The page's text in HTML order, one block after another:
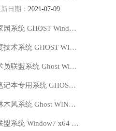
新日期： 2021-07-09
新萝卜家园系统 GHOST Windows10 X64 SP1 稳定装机版 V2021.07
新版深度技术系统 GHOST WIN10 X64 SP1 通用旗舰版 V2021.07
新版技术员联盟系统 Ghost Win10 X64 稳定装机版 V2021.07
新苹果笔记本专用系统 GHOST Window7 86 官方稳定版 V2021.07
新版雨林木风系统 Ghost WINDOWS7 X32位 SP1 快速装机版 V2021.07
技术员联盟系统 Window7 x64 旗舰版原版ISO下载 V2021.07